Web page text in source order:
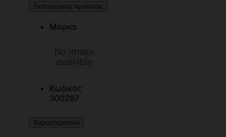
Λεπτομέρειες προϊόντος
Μάρκα
Κωδικός
300287
Χαρακτηριστικά